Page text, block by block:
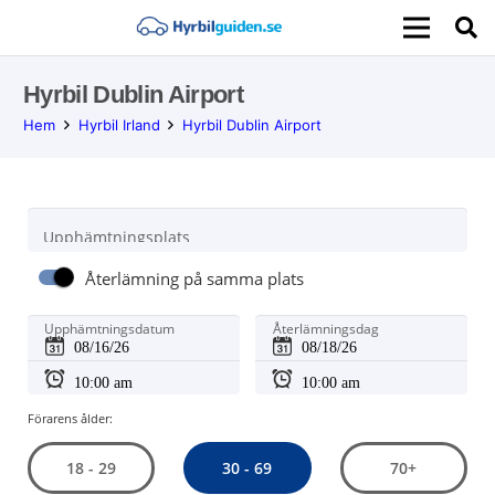
Hyrbil Dublin Airport
Hem Hyrbil Irland Hyrbil Dublin Airport
Upphämtningsplats
Återlämning på samma plats
Upphämtningsdatum Återlämningsdag
Förarens ålder:
18 - 29 30 - 69 70+